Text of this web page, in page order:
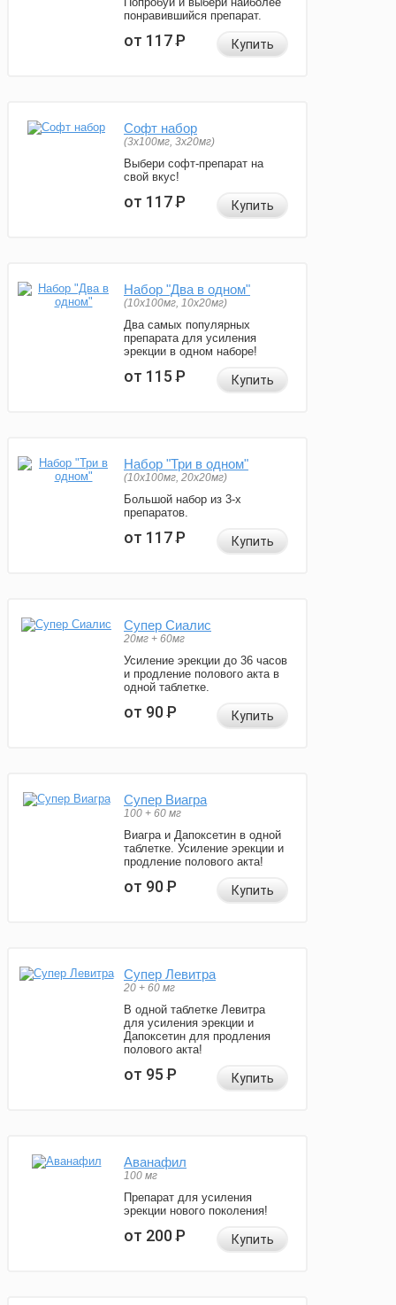
понравившийся препарат.
от 117Р Купить
Софт набор
(3x100мг, 3x20мг)
Выбери софт-препарат на
свой вкус!
от 117Р Купить
Набор "Два в одном"
(10x100мг, 10x20мг)
Два самых популярных
препарата для усиления
эрекции в одном наборе!
от 115Р Купить
Набор "Три в одном"
(10x100мг, 20x20мг)
Большой набор из 3-х
препаратов.
от 117Р Купить
Супер Сиалис
20мг + 60мг
Усиление эрекции до 36 часов
и продление полового акта в
одной таблетке.
от 90Р Купить
Супер Виагра
100 + 60 мг
Виагра и Дапоксетин в одной
таблетке. Усиление эрекции и
продление полового акта!
от 90Р Купить
Супер Левитра
20 + 60 мг
В одной таблетке Левитра
для усиления эрекции и
Дапоксетин для продления
полового акта!
от 95Р Купить
Аванафил
100 мг
Препарат для усиления
эрекции нового поколения!
от 200Р Купить